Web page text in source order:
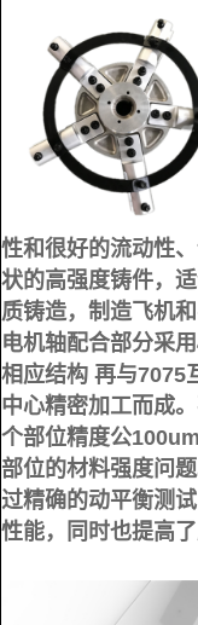
性和很好的流动性
状的高强度铸件，
质铸造，制造飞机
电机轴配合部分采
相应结构 再与7075
中心精密加工而成
个部位精度公
部位的材料强度问题
过精确的动平衡测
性能，同时也提高了